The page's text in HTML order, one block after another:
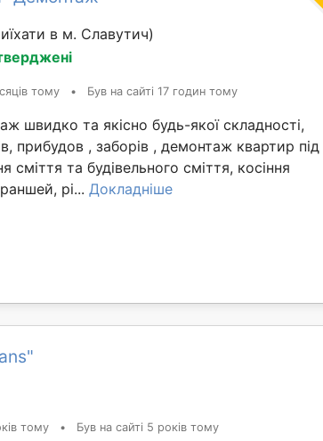
в м. Славутич)
тому • Був на сайті 17 годин тому
швидко та якісно будь-якої складності,
прибудов , заборів , демонтаж квартир під
сміття та будівельного сміття, косіння
рі... Докладніше
тому • Був на сайті 5 років тому